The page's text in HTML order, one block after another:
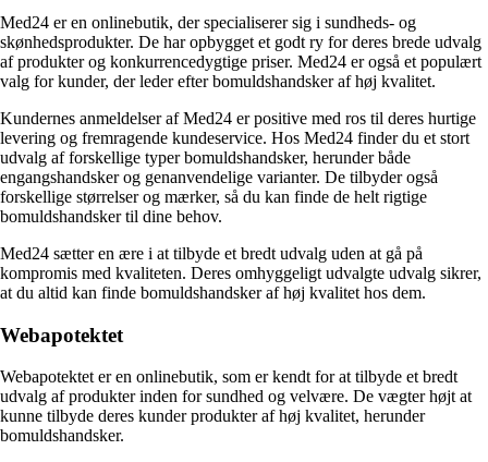
Med24 er en onlinebutik, der specialiserer sig i sundheds- og
skønhedsprodukter. De har opbygget et godt ry for deres brede udvalg
af produkter og konkurrencedygtige priser. Med24 er også et populært
valg for kunder, der leder efter bomuldshandsker af høj kvalitet.
Kundernes anmeldelser af Med24 er positive med ros til deres hurtige
levering og fremragende kundeservice. Hos Med24 finder du et stort
udvalg af forskellige typer bomuldshandsker, herunder både
engangshandsker og genanvendelige varianter. De tilbyder også
forskellige størrelser og mærker, så du kan finde de helt rigtige
bomuldshandsker til dine behov.
Med24 sætter en ære i at tilbyde et bredt udvalg uden at gå på
kompromis med kvaliteten. Deres omhyggeligt udvalgte udvalg sikrer,
at du altid kan finde bomuldshandsker af høj kvalitet hos dem.
Webapotektet
Webapotektet er en onlinebutik, som er kendt for at tilbyde et bredt
udvalg af produkter inden for sundhed og velvære. De vægter højt at
kunne tilbyde deres kunder produkter af høj kvalitet, herunder
bomuldshandsker.